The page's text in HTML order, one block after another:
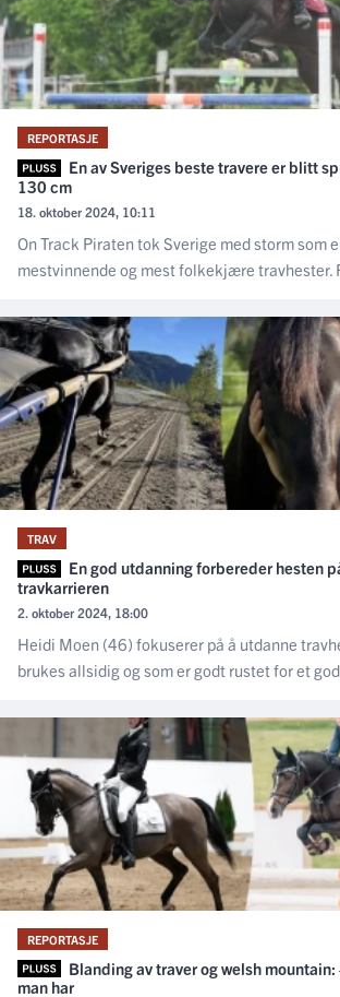
REPORTASJE
En av Sveriges beste travere er blitt
130 cm
18. oktober 2024, 10:11
On Track Piraten tok Sverige med storm som
mestvinnende og mest folkekjære travhester.
TRAV
En god utdanning forbereder hesten
travkarrieren
2. oktober 2024, 18:00
Heidi Moen (46) fokuserer på å utdanne
brukes allsidig og som er godt rustet for et
REPORTASJE
Blanding av traver og welsh
man har